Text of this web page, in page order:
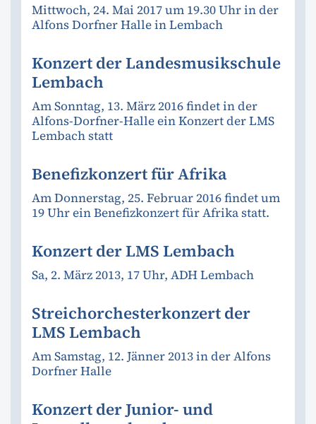
Mittwoch, 24. Mai 2017 um 19.30 Uhr in der
Alfons Dorfner Halle in Lembach
Konzert der Landesmusikschule
Lembach
Am Sonntag, 13. März 2016 findet in der
Alfons-Dorfner-Halle ein Konzert der LMS
Lembach statt
Benefizkonzert für Afrika
Am Donnerstag, 25. Februar 2016 findet um
19 Uhr ein Benefizkonzert für Afrika statt.
Konzert der LMS Lembach
Sa, 2. März 2013, 17 Uhr, ADH Lembach
Streichorchesterkonzert der
LMS Lembach
Am Samstag, 12. Jänner 2013 in der Alfons
Dorfner Halle
Konzert der Junior- und